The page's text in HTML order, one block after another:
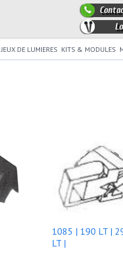
JEUX DE LUMIERES KITS & MODULES
1085 | 190 LT |
LT |